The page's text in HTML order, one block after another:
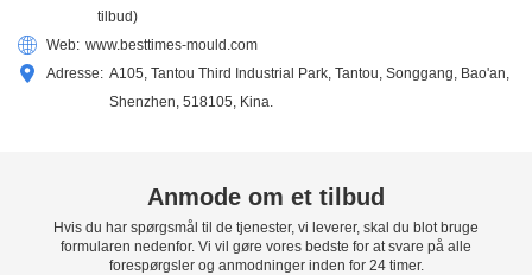
tilbud)
Web: www.besttimes-mould.com
Adresse: A105, Tantou Third Industrial Park, Tantou, Songgang, Bao'an,
Shenzhen, 518105, Kina.
Anmode om et tilbud
Hvis du har spørgsmål til de tjenester, vi leverer, skal du blot bruge
formularen nedenfor. Vi vil gøre vores bedste for at svare på alle
forespørgsler og anmodninger inden for 24 timer.